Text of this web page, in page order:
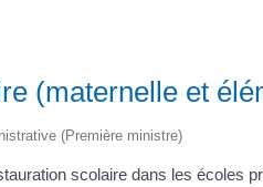
(maternelle et
(Première ministre)
scolaire dans les écoles